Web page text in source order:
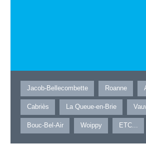
Jacob-Bellecombette Roanne
Cabriès La Queue-en-Brie
Bouc-Bel-Air Woippy ETC...